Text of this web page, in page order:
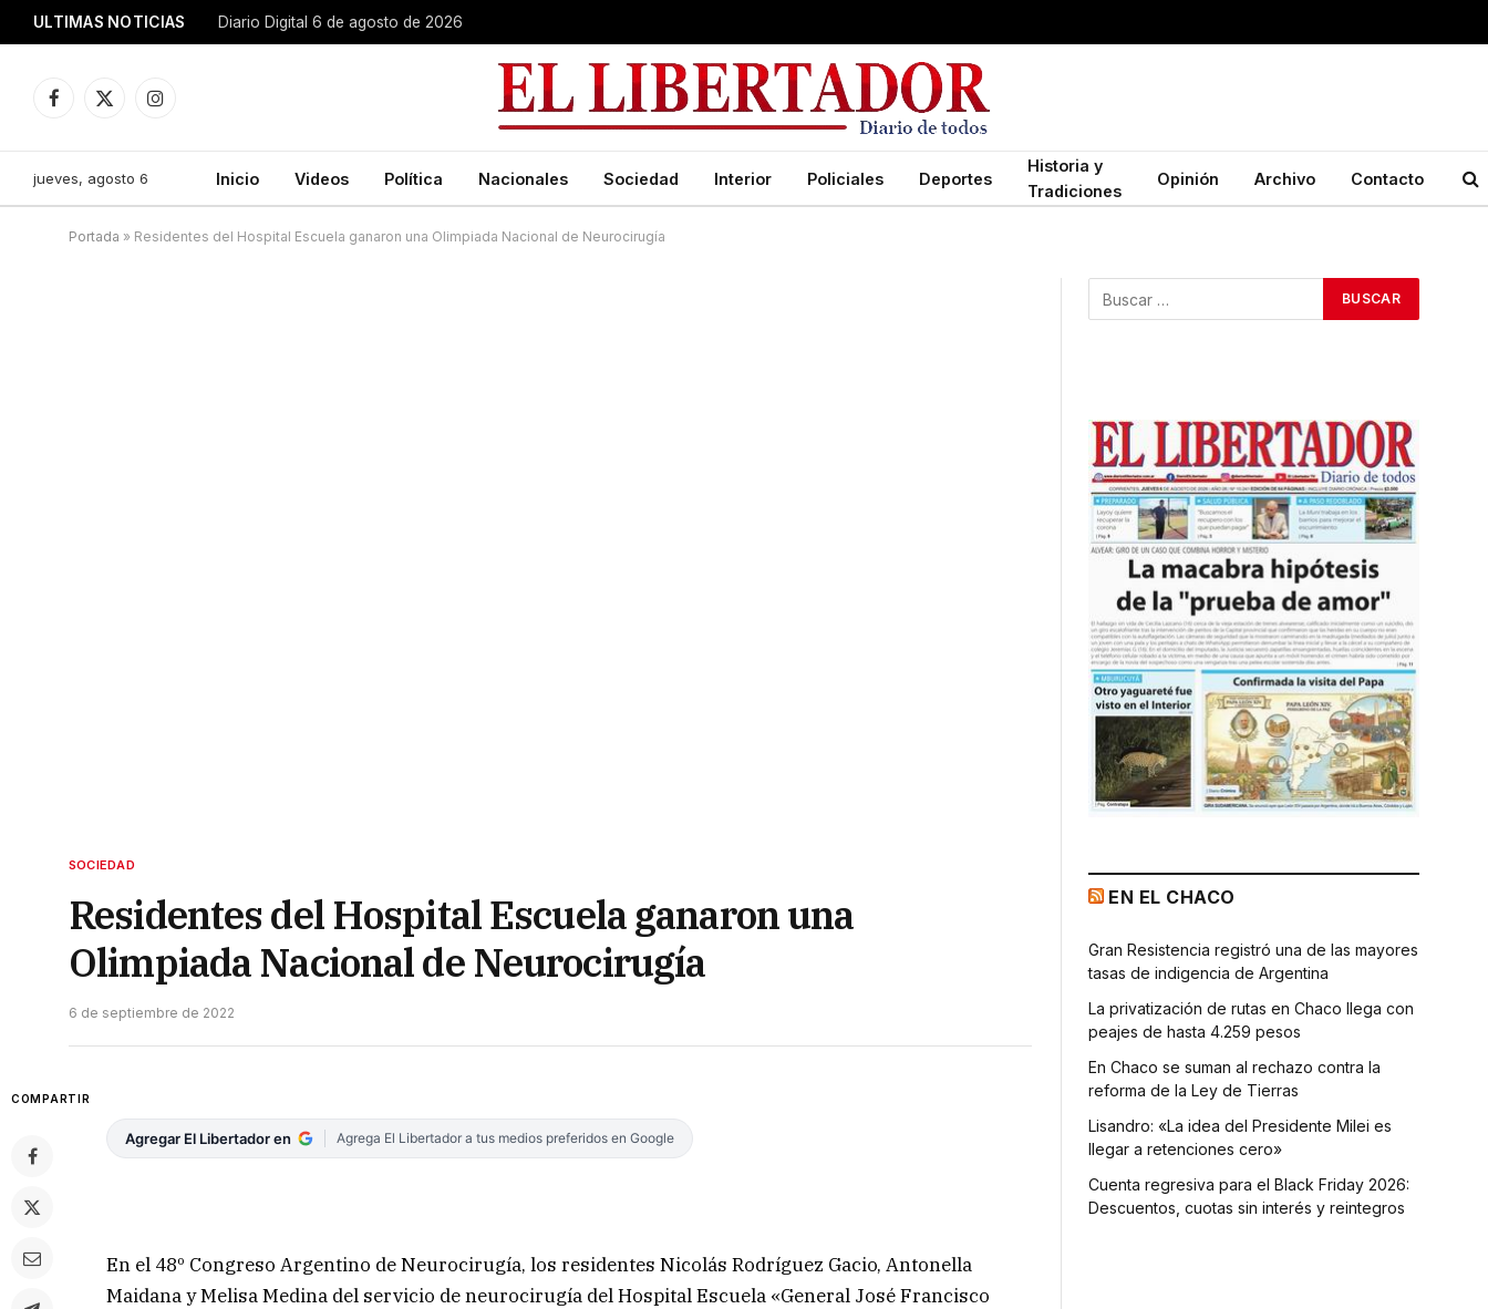
ULTIMAS NOTICIAS Diario Digital 6 de agosto de 2026
Facebook
X
Instagram
jueves, agosto 6 Inicio Videos Política Nacionales Sociedad Interior Policiales Deportes
Historia y
Tradiciones
Opinión Archivo Contacto
Portada » Residentes del Hospital Escuela ganaron una Olimpiada Nacional de Neurocirugía
SOCIEDAD
Residentes del Hospital Escuela ganaron una
Olimpiada Nacional de Neurocirugía
6 de septiembre de 2022
COMPARTIR
Agregar El Libertador en Agrega El Libertador a tus medios preferidos en Google
En el 48º Congreso Argentino de Neurocirugía, los residentes Nicolás Rodríguez Gacio, Antonella
Maidana y Melisa Medina del servicio de neurocirugía del Hospital Escuela «General José Francisco
EN EL CHACO
Gran Resistencia registró una de las mayores
tasas de indigencia de Argentina
La privatización de rutas en Chaco llega con
peajes de hasta 4.259 pesos
En Chaco se suman al rechazo contra la
reforma de la Ley de Tierras
Lisandro: «La idea del Presidente Milei es
llegar a retenciones cero»
Cuenta regresiva para el Black Friday 2026:
Descuentos, cuotas sin interés y reintegros